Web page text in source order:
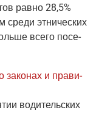
рав­но 28,5%
этни­че­ских
все­го посе­
зако­нах и пра­ви­
води­тель­ских